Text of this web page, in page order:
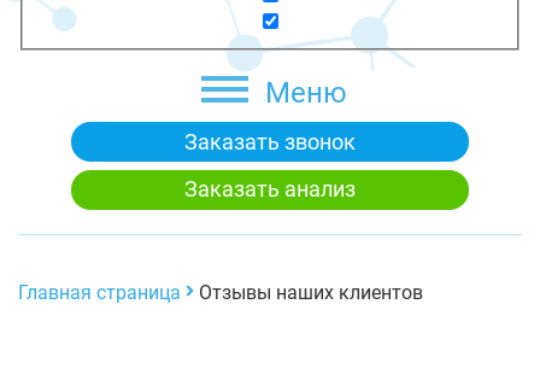
Меню
Заказать звонок
Заказать анализ
Главная страница Отзывы наших клиентов